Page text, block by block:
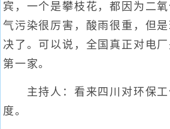
宾，一个是攀枝花，都因为二
气污染很厉害，酸雨很重，但
决了。可以说，全国真正对电
第一家。
主持人：看来四川对环保工
度。